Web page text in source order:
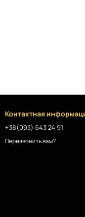
Контактная
+38(093) 643 24 91
Перезвонить вам?